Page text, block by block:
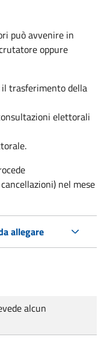
può avvenire in
oppure
trasferimento della
elettorali
nel mese
allegare
alcun